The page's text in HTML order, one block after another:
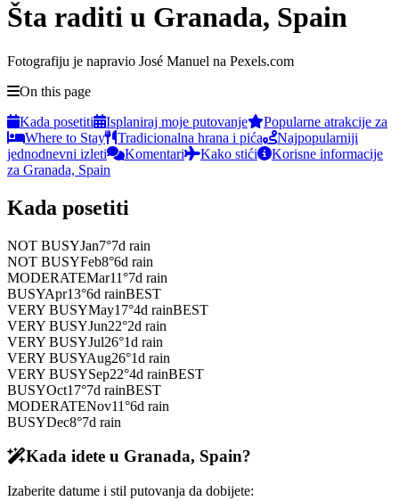
Šta raditi u Granada, Spain
Fotografiju je napravio José Manuel na Pexels.com
On this page
Kada posetiti
Isplaniraj moje putovanje
Popularne atrakcije za
Where to Stay
Tradicionalna hrana i pića
Najpopularniji
jednodnevni izleti
Komentari Kako stići
Korisne informacije
za Granada, Spain
Kada posetiti
NOT BUSYJan7°7d rain
NOT BUSYFeb8°6d rain
MODERATEMar11°7d rain
BUSYApr13°6d rainBEST
VERY BUSYMay17°4d rainBEST
VERY BUSYJun22°2d rain
VERY BUSYJul26°1d rain
VERY BUSYAug26°1d rain
VERY BUSYSep22°4d rainBEST
BUSYOct17°7d rainBEST
MODERATENov11°6d rain
BUSYDec8°7d rain
Kada idete u Granada, Spain?
Izaberite datume i stil putovanja da dobijete: